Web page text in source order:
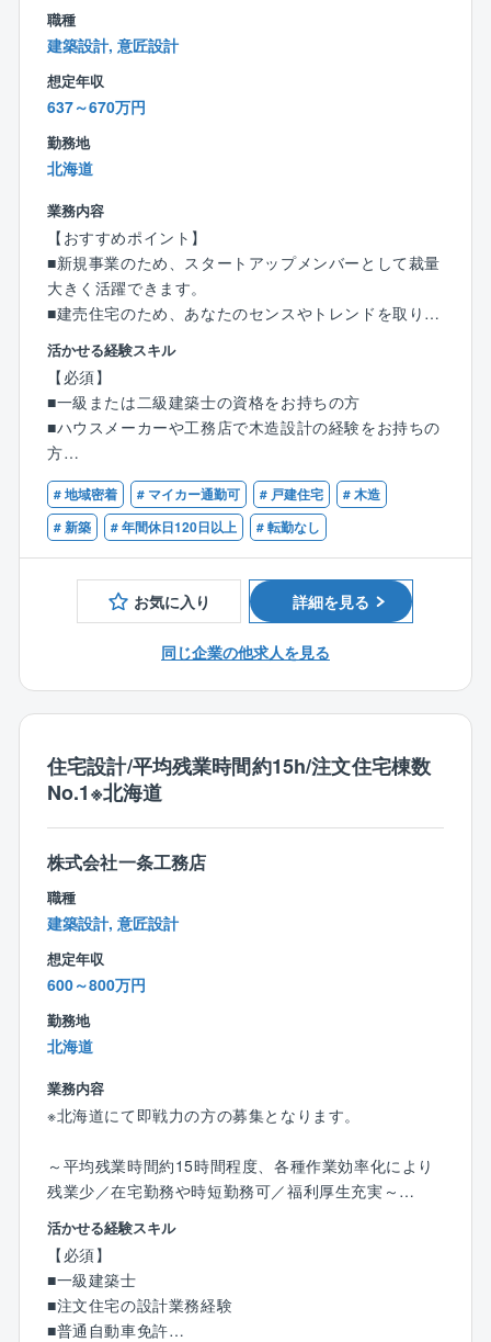
2）11:00～20:00（時差出勤）
3）12:00～16:00（時差出勤＋半日休暇）
【働きやすさ】
・労務管理の面ではPCでの勤務時間の出退勤の打刻だ
けでなく、PCの起動時間もチェックする等、労働時間
を正確に把握することで社員の健康を守る仕組みを構
築しています。
・労働時間の上限管理も徹底し、無駄な残業を削減す
るためPC19：00自動シャットダウンも導入していま
す。
管理対象は10世帯前後の小規模マンションから2,000
世帯を超える高層タワー型マンション、好立地で一部
屋数億円にも及ぶ超高級マンション等、多岐に渡りま
す。多様なマンションの資産価値の維持・向上に携わ
れるのは、住友不動産グループの管理会社である同社
だからこそ。住友不動産は新築分譲マンション供給戸
数全国トップクラスを誇っており、同社の管理に対す
る需要は年々増加し、安定性も抜群です。
まずは同社の業務内容や仕事の流れを覚えていただ
き、徐々に業務範囲を広げていただけます。
コミュニケーションが取れるため、わからないことは
即解決できる環境です。
■同社について
企業です。
2020年11月に自社ビルに移転、2025年までに年商45
億円（買取販売での取扱い年間250件）、マンション、
一戸建て、土地の買取販売で道内トップクラスの企業
になることを目標にしています。
平均年齢は36歳と活気のある職場で、役職を超えた活
発なコミュニケーションで風通しの良い社風です。
職種
建築設計, 意匠設計
想定年収
637～670万円
勤務地
北海道
業務内容
【おすすめポイント】
■新規事業のため、スタートアップメンバーとして裁量
大きく活躍できます。
■建売住宅のため、あなたのセンスやトレンドを取り入
れた間取りが実現できます。
■顧客対応がないため、設計業務に専念できます。
■土日祝休み、年間休日130日以上
■地域密着型で、転勤無し
2015年の設立以来、不動産買取再販事業や不動産売買
仲介事業を行い、右肩上がりの成長を続けています。
この度、地域のニーズにお応えするため、新築戸建事
業を立ち上げました。
新規事業のスタートアップメンバーとして建築設計を
お任せします。
建売住宅がメインのため、原則顧客対応はありませ
設計に専念できる環境で、理想のキャリアを描いてい
ただけます。
【具体的な業務内容】
■現地調査
■建築確認申請、関連書類作成
■施工部門への指示
■現場管理 など
【入社後の流れ】
まずは同社の業務内容や仕事の流れを覚えていただ
き、徐々に業務範囲を広げていただけます。
社内のメンバーはもちろん、パートナー企業とすぐに
即解決できる環境です。
今回は入社時から管理職候補としてお迎えします。
新規事業の中心人物として活躍していただきながら、
意欲次第でさらに上のポストも目指していただけま
す。
頑張りが報われる環境で、モチベーションを高く持っ
てご活躍いただけます。
活かせる経験スキル
【必須】
■一級または二級建築士の資格をお持ちの方
■ハウスメーカーや工務店で木造設計の経験をお持ちの
方
【歓迎】
■分譲住宅設計の経験をお持ちの方
■建築ソフトの作業経験をお持ちの方（JWCAD、アー
キトレンド、ウォークインフォーム）
# 地域密着 # マイカー通勤可 # 戸建住宅
# 木造
# 新築
# 年間休日120日以上 # 転勤なし
お気に入り 詳細を見る
同じ企業の他求人を見る
住宅設計/平均残業時間約15h/注文住宅棟数
No.1※北海道
株式会社一条工務店
職種
建築設計, 意匠設計
想定年収
600～800万円
勤務地
北海道
業務内容
※北海道にて即戦力の方の募集となります。
～平均残業時間約15時間程度、各種作業効率化により
残業少／在宅勤務や時短勤務可／福利厚生充実～
■業務の概要：
木造軸組工法/2×6工法の注文住宅の設計業務（注文住
宅のプランの企画/製図、敷地調査、各種申請など）を
お任せします。
活かせる経験スキル
【必須】
■一級建築士
■注文住宅の設計業務経験
■普通自動車免許